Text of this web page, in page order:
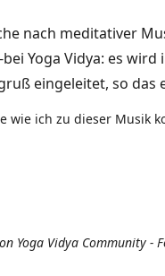
nach meditativer
bei Yoga Vidya: es
eingeleitet, so
wie ich zu dieser Musik
Yoga Vidya Community